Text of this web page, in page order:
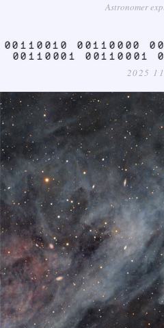
Astronomer
00110010 00110000
00110001 00110001
2025